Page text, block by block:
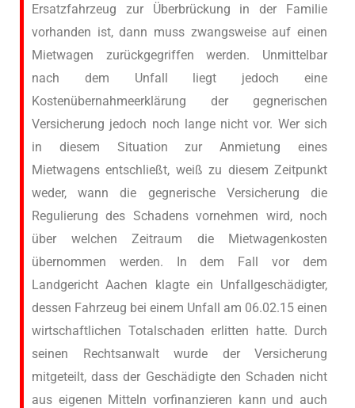
Ersatzfahrzeug zur Überbrückung in der Familie
vorhanden ist, dann muss zwangsweise auf einen
Mietwagen zurückgegriffen werden. Unmittelbar
nach dem Unfall liegt jedoch eine
Kostenübernahmeerklärung der gegnerischen
Versicherung jedoch noch lange nicht vor. Wer sich
in diesem Situation zur Anmietung eines
Mietwagens entschließt, weiß zu diesem Zeitpunkt
weder, wann die gegnerische Versicherung die
Regulierung des Schadens vornehmen wird, noch
über welchen Zeitraum die Mietwagenkosten
übernommen werden. In dem Fall vor dem
Landgericht Aachen klagte ein Unfallgeschädigter,
dessen Fahrzeug bei einem Unfall am 06.02.15 einen
wirtschaftlichen Totalschaden erlitten hatte. Durch
seinen Rechtsanwalt wurde der Versicherung
mitgeteilt, dass der Geschädigte den Schaden nicht
aus eigenen Mitteln vorfinanzieren kann und auch